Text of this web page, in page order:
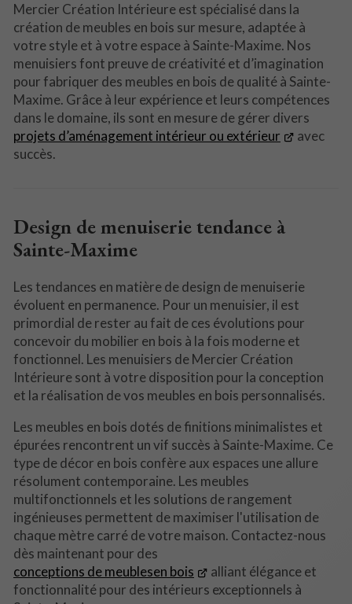
Mercier Création Intérieure est spécialisé dans la
création de meubles en bois sur mesure, adaptée à
votre style et à votre espace à Sainte-Maxime. Nos
menuisiers font preuve de créativité et d’imagination
pour fabriquer des meubles en bois de qualité à Sainte-
Maxime. Grâce à leur expérience et leurs compétences
dans le domaine, ils sont en mesure de gérer divers
projets d’aménagement intérieur ou extérieur
avec
succès.
Design de menuiserie tendance à
Sainte-Maxime
Les tendances en matière de design de menuiserie
évoluent en permanence. Pour un menuisier, il est
primordial de rester au fait de ces évolutions pour
concevoir du mobilier en bois à la fois moderne et
fonctionnel. Les menuisiers de Mercier Création
Intérieure sont à votre disposition pour la conception
et la réalisation de vos meubles en bois personnalisés.
Les meubles en bois dotés de finitions minimalistes et
épurées rencontrent un vif succès à Sainte-Maxime. Ce
type de décor en bois confère aux espaces une allure
résolument contemporaine. Les meubles
multifonctionnels et les solutions de rangement
ingénieuses permettent de maximiser l'utilisation de
chaque mètre carré de votre maison. Contactez-nous
dès maintenant pour des
conceptions de meublesen bois
alliant élégance et
fonctionnalité pour des intérieurs exceptionnels à